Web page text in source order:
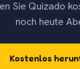
Sie Quizado
noch heute
Kostenlos